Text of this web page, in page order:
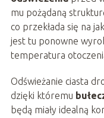
mu pożądaną
co przekłada się na
jest tu ponowne
temperatura
Odświeżanie ciasta
dzięki któremu
będą miały idealną